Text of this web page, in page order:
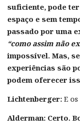
suficiente, pode
espaço e sem
passado por uma
“como assim não
impossível. Mas,
experiências são
podem oferecer
Lichtenberger: E
Alderman: Certo.